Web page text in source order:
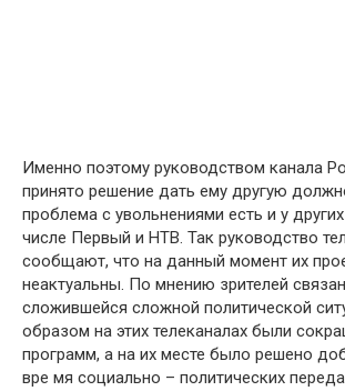
Именно поэтому руководством канала
принято решение дать ему другую
проблема с увольнениями есть и у
числе Первый и НТВ. Так руководство
сообщают, что на данный момент их
неактуальны. По мнению зрителей
сложившейся сложной политической
образом на этих телеканалах были
программ, а на их месте было решено
вре мя социально – политических